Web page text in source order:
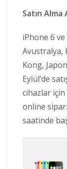
Satın Alma
iPhone 6
Avustralya,
Kong,
Eylül’de
cihazlar
online
saatinde